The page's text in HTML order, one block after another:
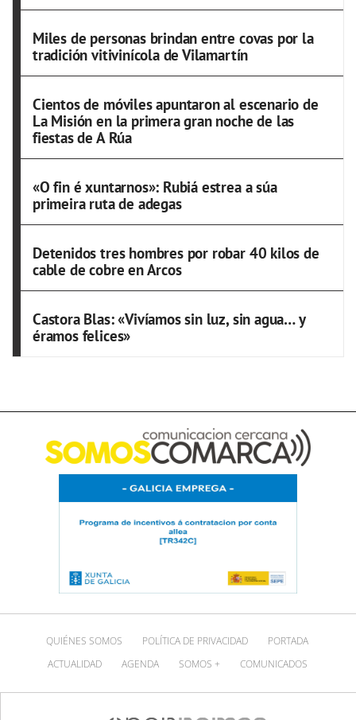
Miles de personas brindan entre covas por la
tradición vitivinícola de Vilamartín
Cientos de móviles apuntaron al escenario de
La Misión en la primera gran noche de las
fiestas de A Rúa
«O fin é xuntarnos»: Rubiá estrea a súa
primeira ruta de adegas
Detenidos tres hombres por robar 40 kilos de
cable de cobre en Arcos
Castora Blas: «Vivíamos sin luz, sin agua… y
éramos felices»
QUIÉNES SOMOS POLÍTICA DE PRIVACIDAD
PORTADA
ACTUALIDAD
AGENDA SOMOS + COMUNICADOS